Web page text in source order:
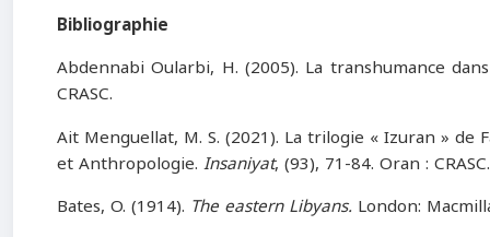
Bibliographie
Abdennabi Oularbi, H. (2005). La transhumance
CRASC.
Ait Menguellat, M. S. (2021). La trilogie « Izuran »
et Anthropologie. Insaniyat, (93), 71-84. Oran : CRASC.
Bates, O. (1914). The eastern Libyans. London: